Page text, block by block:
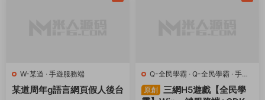
W-某道 · 手遊服務端
某道周年g語言網頁假人後台
Q-全民學霸 · Q-全民學霸 · 手遊
服務端·頁遊服務端
原創
三網H5遊戲【全民學